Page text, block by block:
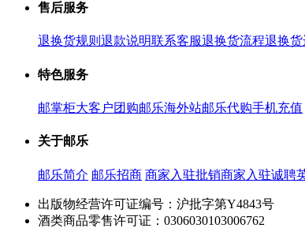
售后服务
退换货规则 退款说明联系客服退换货流程退换
特色服务
邮掌柜大客户团购邮乐海外站邮乐代购手机充值
关于邮乐
邮乐简介 邮乐招商 商家入驻批销商家入驻诚聘
出版物经营许可证编号：沪批字第Y4843号
酒类商品零售许可证：0306030103006762